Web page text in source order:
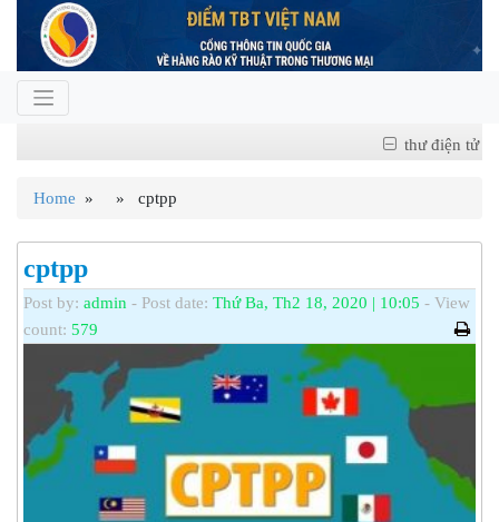
thư điện tử
Home » » cptpp
cptpp
Post by: admin - Post date: Thứ Ba, Th2 18, 2020 | 10:05 - View
count: 579